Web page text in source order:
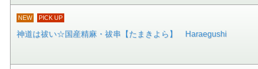
NEW PICK UP
神道は祓い☆国産精麻・祓串【たまきよら】 Haraegushi